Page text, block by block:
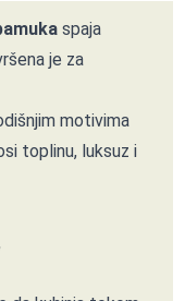
spaja
je za
motivima
toplinu, luksuz i